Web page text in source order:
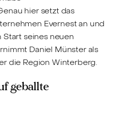
hier setzt das
Evernest an und
seines neuen
Daniel Münster als
die Region Winterberg.
geballte